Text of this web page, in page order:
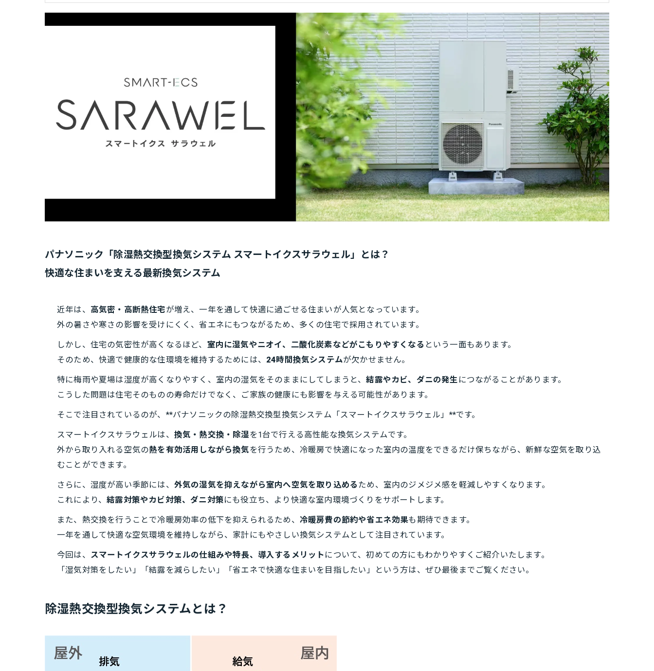
パナソニック「除湿熱交換型換気システム スマートイクスサラウェル」とは？
快適な住まいを支える最新換気システム
近年は、 高気密・高断熱住宅が増え、一年を通して快適に過ごせる住まいが人気となっています。
外の暑さや寒さの影響を受けにくく、省エネにもつながるため、多くの住宅で採用されています。
しかし、住宅の気密性が高くなるほど、 室内に湿気やニオイ、二酸化炭素などがこもりやすくなる という一面もあります。
そのため、快適で健康的な住環境を維持するためには、 24時間換気システムが欠かせません。
特に梅雨や夏場は湿度が高くなりやすく、室内の湿気をそのままにしてしまうと、結露やカビ、ダニの発生 につながることがあります。
こうした問題は住宅そのものの寿命だけでなく、ご家族の健康にも影響を与える可能性があります。
そこで注目されているのが、**パナソニックの除湿熱交換型換気システム「スマートイクスサラウェル」**です。
スマートイクスサラウェルは、 換気・熱交換・除湿を1台で行える高性能な換気システムです。
外から取り入れる空気の熱を有効活用しながら換気を行うため、冷暖房で快適になった室内の温度をできるだけ保ちながら、新鮮な空気を取り込
むことができます。
さらに、湿度が高い季節には、 外気の湿気を抑えながら室内へ空気を取り込める ため、室内のジメジメ感を軽減しやすくなります。
これにより、結露対策やカビ対策、ダニ対策にも役立ち、より快適な室内環境づくりをサポートします。
また、熱交換を行うことで冷暖房効率の低下を抑えられるため、 冷暖房費の節約や省エネ効果も期待できます。
一年を通して快適な空気環境を維持しながら、家計にもやさしい換気システムとして注目されています。
今回は、 スマートイクスサラウェルの仕組みや特長、導入するメリット について、初めての方にもわかりやすくご紹介いたします。
「湿気対策をしたい」「結露を減らしたい」「省エネで快適な住まいを目指したい」という方は、ぜひ最後までご覧ください。
除湿熱交換型換気システムとは？